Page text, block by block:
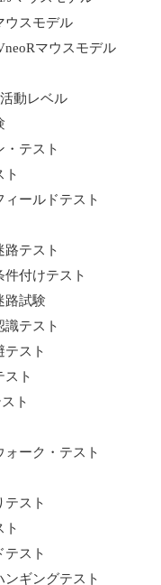
ウスモデル
マウスモデル
動レベル
・テスト
ト
ィールドテスト
路テスト
件付けテスト
路試験
識テスト
テスト
スト
ト
ォーク・テスト
テスト
ト
テスト
ンギングテスト